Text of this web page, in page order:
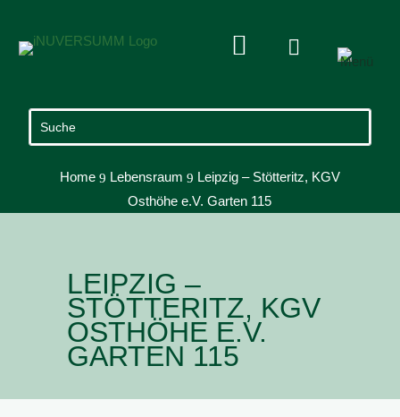
 
Home 9 Lebensraum 9 Leipzig – Stötteritz, KGV
Osthöhe e.V. Garten 115
LEIPZIG –
STÖTTERITZ, KGV
OSTHÖHE E.V.
GARTEN 115